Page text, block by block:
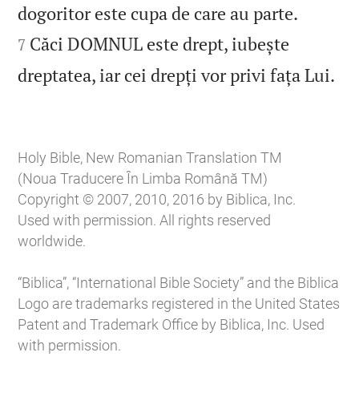
dogoritor este cupa de care au parte.
7 Căci DOMNUL este drept, iubește
dreptatea, iar cei drepți vor privi fața Lui.
Holy Bible, New Romanian Translation TM
(Noua Traducere În Limba Română TM)
Copyright © 2007, 2010, 2016 by Biblica, Inc.
Used with permission. All rights reserved
worldwide.
“Biblica”, “International Bible Society” and the Biblica
Logo are trademarks registered in the United States
Patent and Trademark Office by Biblica, Inc. Used
with permission.